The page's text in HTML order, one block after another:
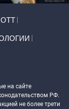
ОТТ
на сайте
РФ.
не более трети